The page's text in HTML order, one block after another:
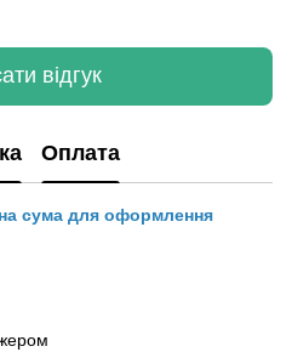
відгук
Оплата
сума для оформлення